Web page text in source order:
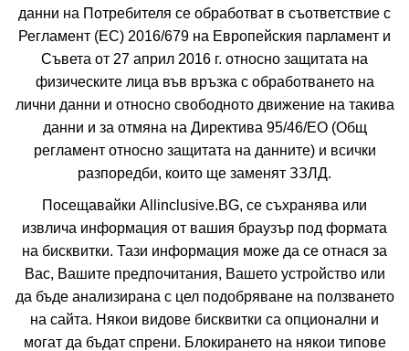
Още курорти Филтри
 Сортирай по:
-20% настаняване от 24.08 до 15.09
наст. 20.05-30.06; 09.09-15.09;
данни на Потребителя се обработват в съответствие с
Регламент (ЕС) 2016/679 на Европейския парламент и
Съвета от 27 април 2016 г. относно защитата на
физическите лица във връзка с обработването на
лични данни и относно свободното движение на такива
данни и за отмяна на Директива 95/46/EО (Общ
регламент относно защитата на данните) и всички
разпоредби, които ще заменят ЗЗЛД.
Посещавайки Allinclusive.BG, се съхранява или
извлича информация от вашия браузър под формата
на бисквитки. Тази информация може да се отнася за
Вас, Вашите предпочитания, Вашето устройство или
да бъде анализирана с цел подобряване на ползването
на сайта. Някои видове бисквитки са опционални и
могат да бъдат спрени. Блокирането на някои типове